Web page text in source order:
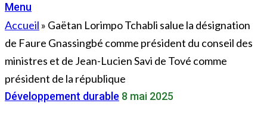
Menu
Accueil » Gaëtan Lorimpo Tchabli salue la désignation
de Faure Gnassingbé comme président du conseil des
ministres et de Jean-Lucien Savi de Tové comme
président de la république
Développement durable 8 mai 2025